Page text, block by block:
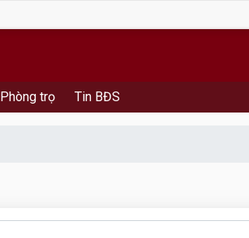
Phòng trọ Tin BĐS